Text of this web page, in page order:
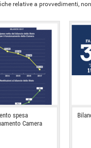
relative a provvedimenti,
spesa
Camera